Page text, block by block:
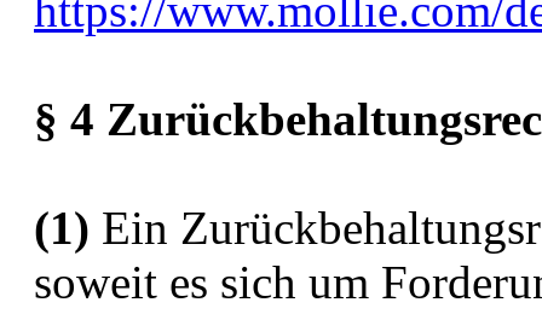
§ 4
(1) Ein
soweit es sich um